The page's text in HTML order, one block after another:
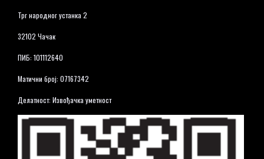
Трг народног устанка 2
32102 Чачак
ПИБ: 101112640
Матични број: 07167342
Делатност: Извођачка уметност